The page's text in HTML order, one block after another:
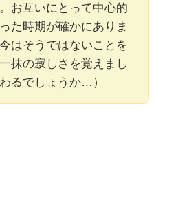
お互いにとって中心的
た時期が確かにありま
はそうではないことを
抹の寂しさを覚えまし
るでしょうか…）